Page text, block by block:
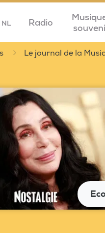
NL Radio
Le journal de la